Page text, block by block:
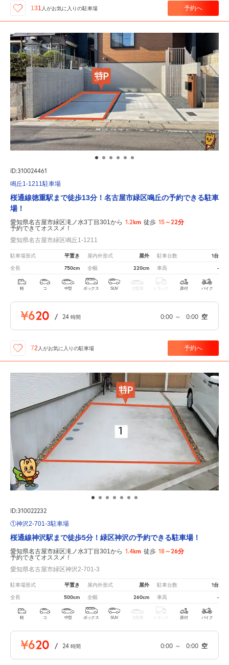
131 人がお気に入りの駐車場 予約へ
ID:310024461
鳴丘1-1211駐車場
桜通線徳重駅まで徒歩13分！名古屋市緑区鳴丘の予約できる駐車
場！
愛知県名古屋市緑区滝ノ水3丁目301から 1.2km 徒歩 15～22分
予約できてオススメ！
愛知県名古屋市緑区鳴丘1-1211
駐車場形式 平置き 屋内外形式 屋外 駐車台数 1台
全長 750cm 全幅 220cm 車高 -
軽 コ 中型 ボックス SUV 大型車 トラック 原付 バイク
¥620 / 24 時間 0:00 ～ 0:00 空
72 人がお気に入りの駐車場 予約へ
ID:310022232
①神沢2-701-3駐車場
桜通線神沢駅まで徒歩5分！緑区神沢の予約できる駐車場！
愛知県名古屋市緑区滝ノ水3丁目301から 1.4km 徒歩 18～26分
予約できてオススメ！
愛知県名古屋市緑区神沢2-701-3
駐車場形式 平置き 屋内外形式 屋外 駐車台数 1台
全長 500cm 全幅 260cm 車高 -
軽 コ 中型 ボックス SUV 大型車 トラック 原付 バイク
¥620 / 24 時間 0:00 ～ 0:00 空